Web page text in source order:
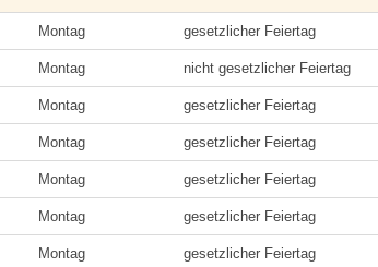
Montag gesetzlicher Feiertag
Montag nicht gesetzlicher Feiertag
Montag gesetzlicher Feiertag
Montag gesetzlicher Feiertag
Montag gesetzlicher Feiertag
Montag gesetzlicher Feiertag
Montag gesetzlicher Feiertag